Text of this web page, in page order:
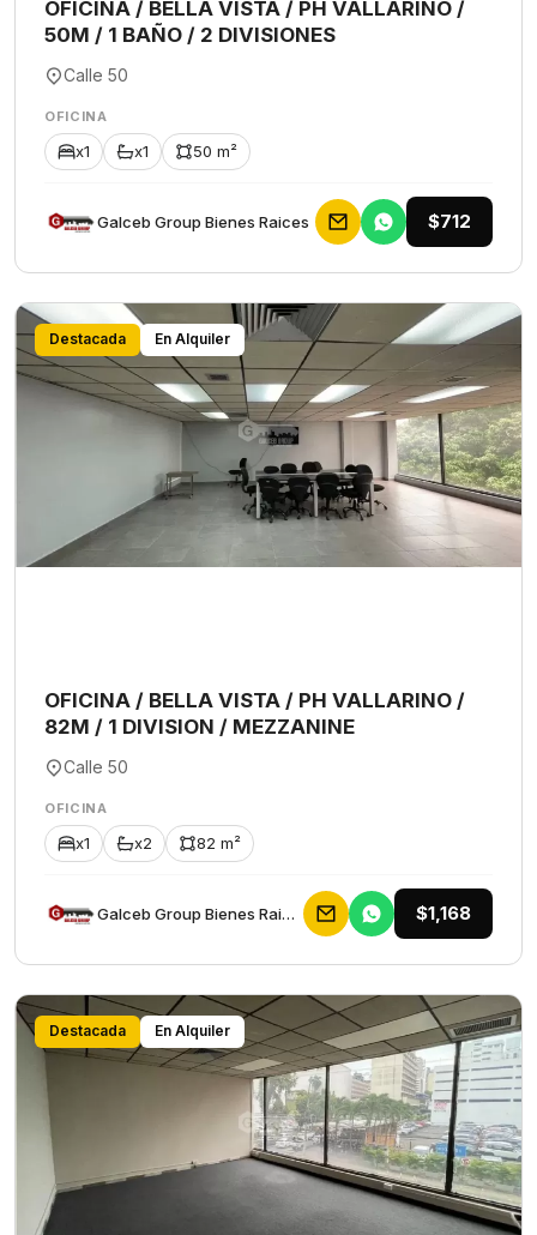
OFICINA / BELLA VISTA / PH VALLARINO /
50M / 1 BAÑO / 2 DIVISIONES
Calle 50
OFICINA
x1 x1 50 m²
Galceb Group Bienes Raices $712
Destacada En Alquiler
OFICINA / BELLA VISTA / PH VALLARINO /
82M / 1 DIVISION / MEZZANINE
Calle 50
OFICINA
x1 x2 82 m²
Galceb Group Bienes Raices $1,168
Destacada En Alquiler